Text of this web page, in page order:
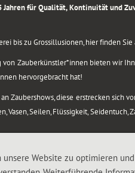
für Qualität, Kontinuität und
bis zu Grossillusionen, hier finden
von Zauberkünstler*innen bieten wir
hervorgebracht hat!
an Zaubershows, diese erstrecken sich
Seilen, Flüssigkeit, Seidentuch,
Magic Zylinder
Website zu optimieren